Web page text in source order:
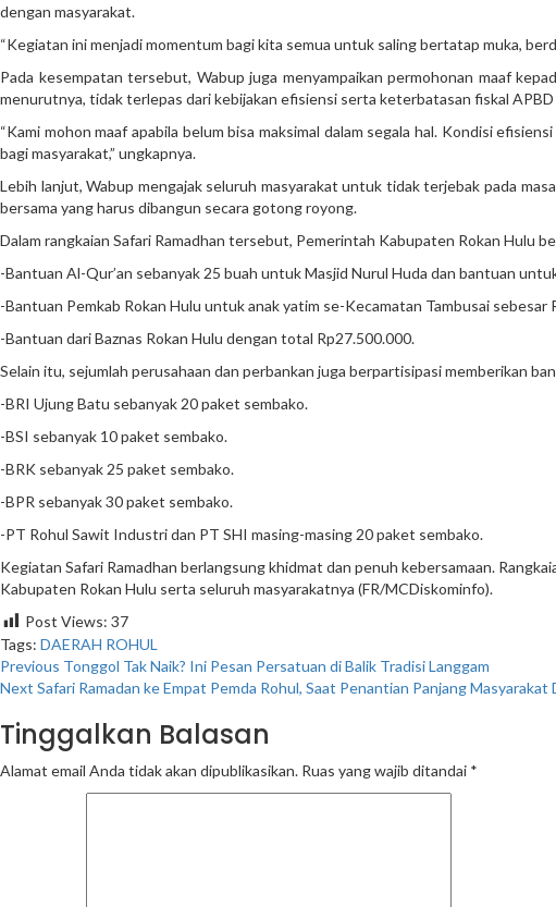
dengan masyarakat.
“Kegiatan ini menjadi momentum bagi kita semua untuk saling bertatap muka,
Pada kesempatan tersebut, Wabup juga menyampaikan permohonan maaf
menurutnya, tidak terlepas dari kebijakan efisiensi serta keterbatasan fiskal APBD
“Kami mohon maaf apabila belum bisa maksimal dalam segala hal. Kondisi
bagi masyarakat,” ungkapnya.
Lebih lanjut, Wabup mengajak seluruh masyarakat untuk tidak terjebak pada
bersama yang harus dibangun secara gotong royong.
Dalam rangkaian Safari Ramadhan tersebut, Pemerintah Kabupaten Rokan Hulu
-Bantuan Al-Qur’an sebanyak 25 buah untuk Masjid Nurul Huda dan bantuan
-Bantuan Pemkab Rokan Hulu untuk anak yatim se-Kecamatan Tambusai sebesar
-Bantuan dari Baznas Rokan Hulu dengan total Rp27.500.000.
Selain itu, sejumlah perusahaan dan perbankan juga berpartisipasi memberikan
-BRI Ujung Batu sebanyak 20 paket sembako.
-BSI sebanyak 10 paket sembako.
-BRK sebanyak 25 paket sembako.
-BPR sebanyak 30 paket sembako.
-PT Rohul Sawit Industri dan PT SHI masing-masing 20 paket sembako.
Kegiatan Safari Ramadhan berlangsung khidmat dan penuh kebersamaan.
Kabupaten Rokan Hulu serta seluruh masyarakatnya (FR/MCDiskominfo).
Post Views: 37
Tags: DAERAH ROHUL
Continue
Reading
Previous Tonggol Tak Naik? Ini Pesan Persatuan di Balik Tradisi Langgam
Next Safari Ramadan ke Empat Pemda Rohul, Saat Penantian Panjang
Tinggalkan Balasan
Alamat email Anda tidak akan dipublikasikan. Ruas yang wajib ditandai *